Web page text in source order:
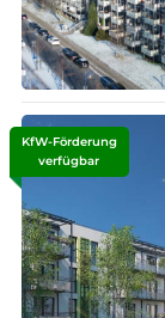
KfW-Förderung
verfügbar